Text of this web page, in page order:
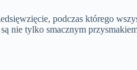
podczas którego
nie tylko smacznym